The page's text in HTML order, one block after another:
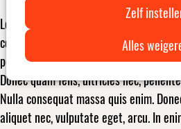
Zelf
Alles
Lorem ipsum dolor sit amet,
commodo ligula eget dolor. Aenean
penatibus et magnis dis parturient
Donec quam felis, ultricies nec,
Nulla consequat massa quis enim.
aliquet nec, vulputate eget, arcu. In